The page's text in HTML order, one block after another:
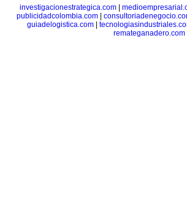
investigacionestrategica.com
publicidadcolombia.com|
guiadelogistica.com|
remateganadero.com